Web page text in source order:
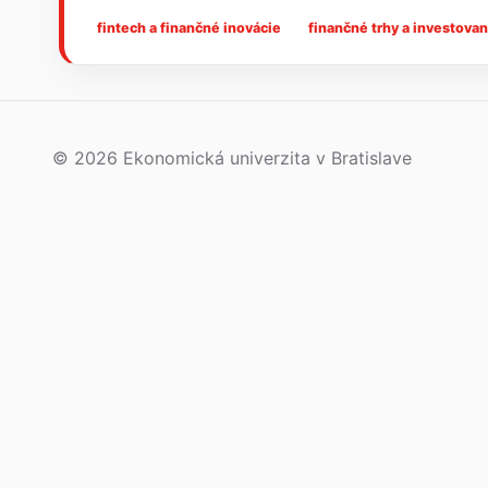
fintech a finančné inovácie finančné trhy a
© 2026 Ekonomická univerzita v Bratislave